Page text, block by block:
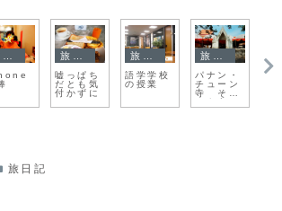
ぱり
しま
韓国人の
友達と日
本人の友
カンボジ
アの子供
おんなじ
十分のお
まけ
留
旅日記